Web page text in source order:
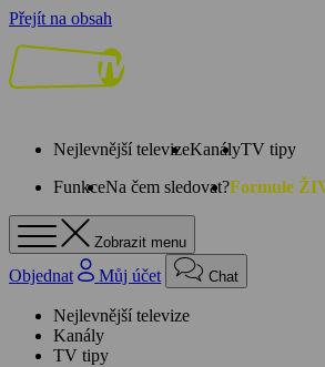
Přejít na obsah
Nejlevnější televizeKanályTV tipy
FunkceNa čem sledovat?Formule
Zobrazit menu
Objednat Můj účet Chat
Nejlevnější televize
Kanály
TV tipy